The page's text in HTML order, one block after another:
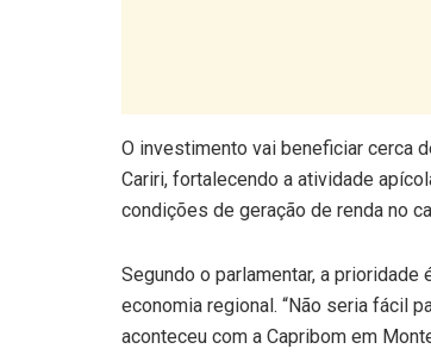
O investimento vai beneficiar cerca
Cariri, fortalecendo a atividade
condições de geração de renda no
Segundo o parlamentar, a
economia regional. “Não seria fácil
aconteceu com a Capribom em